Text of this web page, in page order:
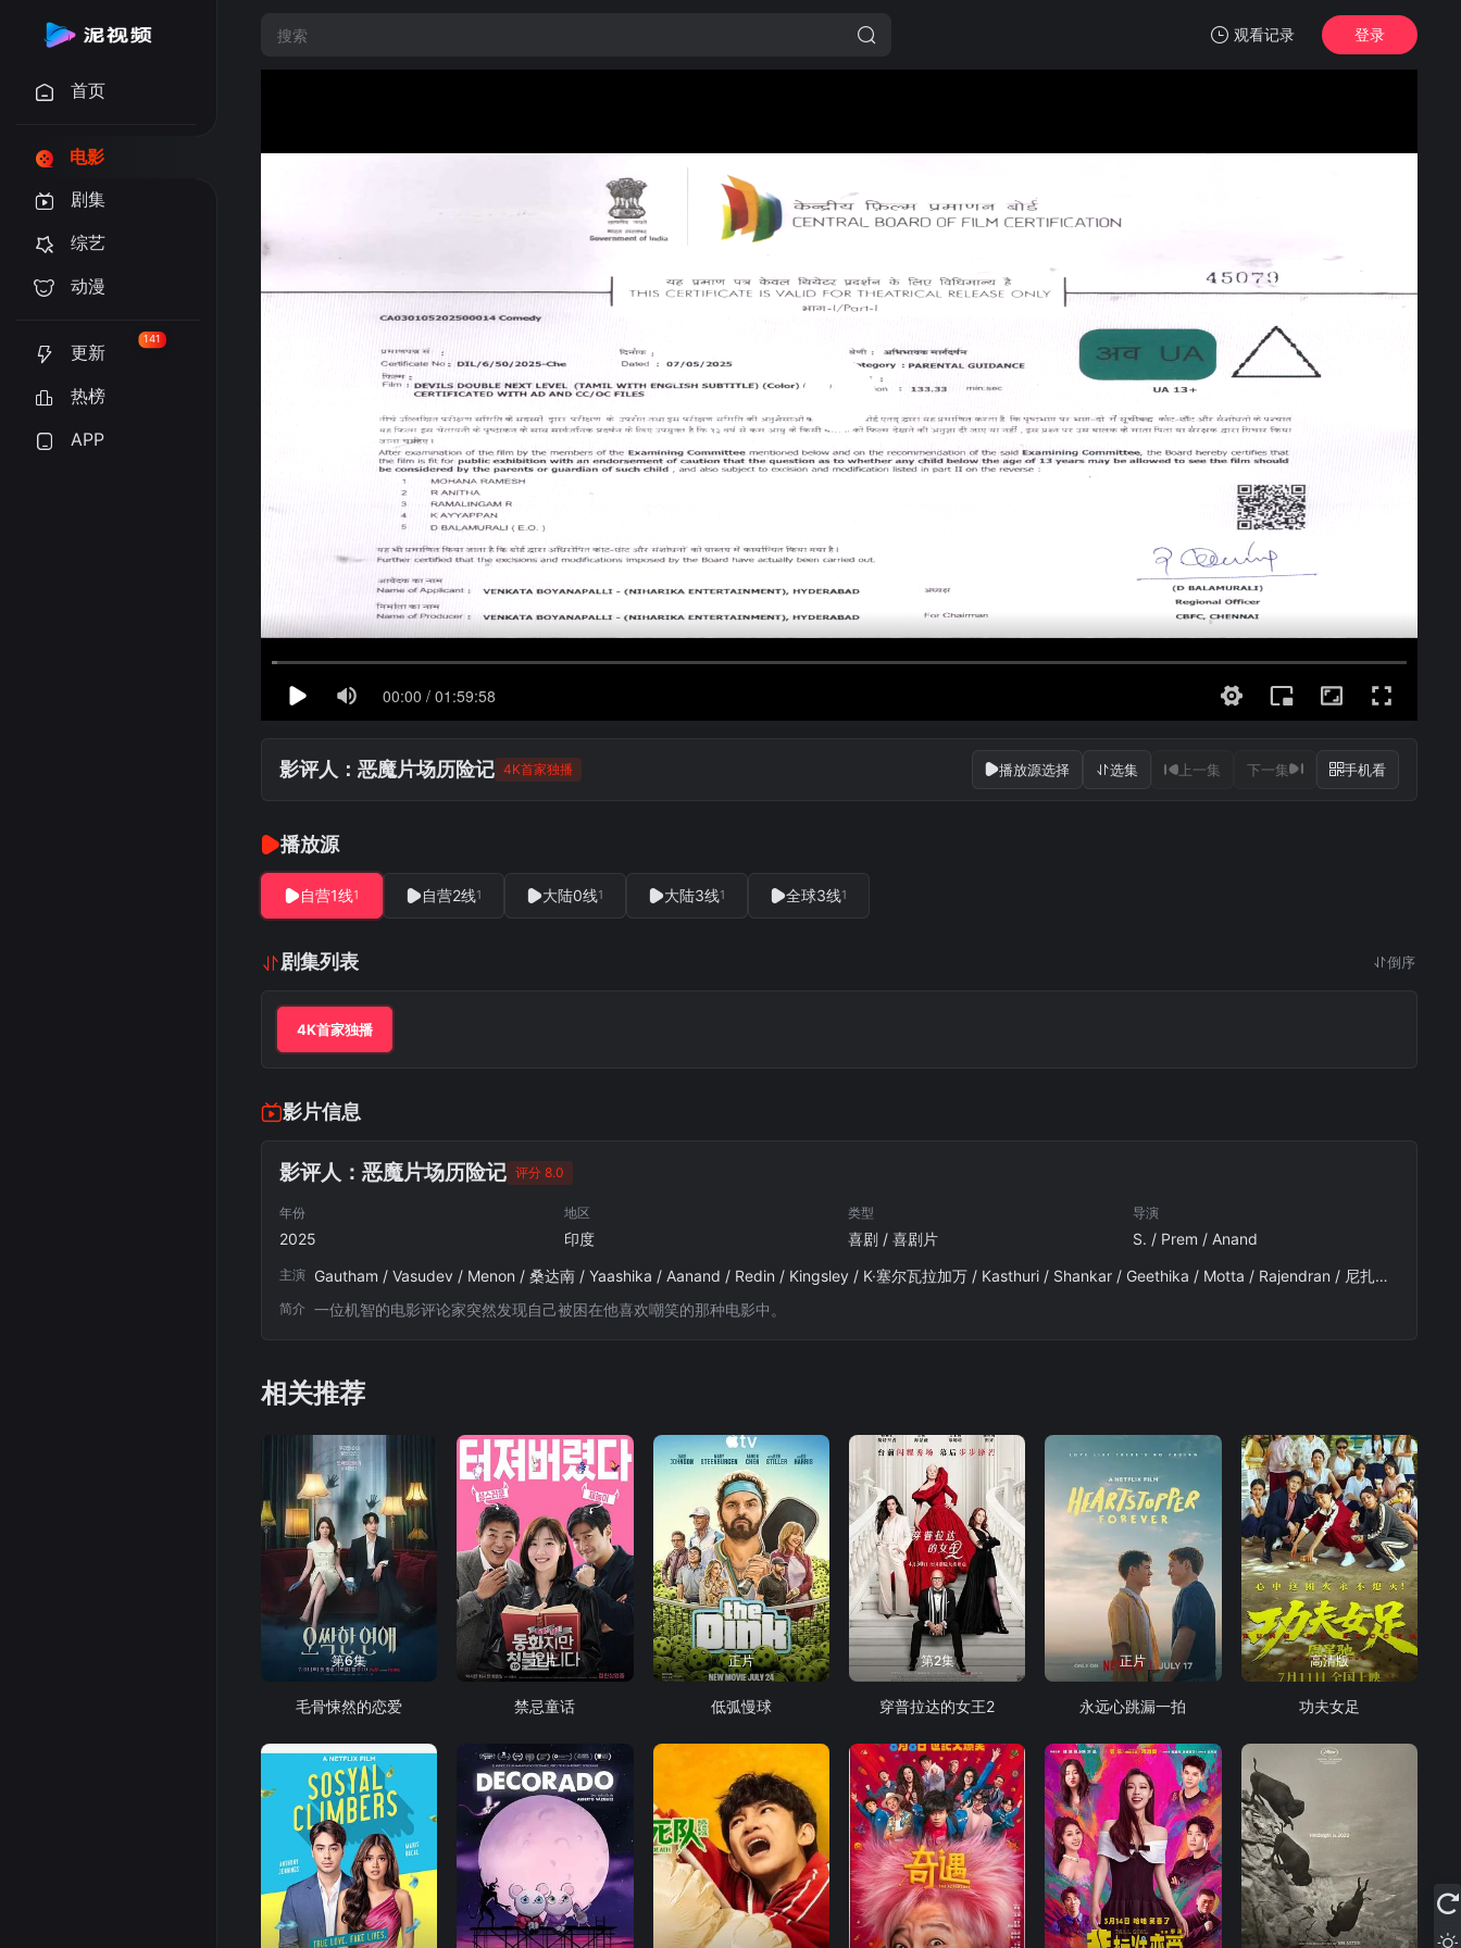
观看记录 登录
首页
电影
剧集
综艺
动漫
更新
141
热榜
APP
影评人：恶魔片场历险记 4K首家独播 播放源选择 选集 上一集 下一集 手机看
播放源
自营1线1 自营2线1 大陆0线1 大陆3线1 全球3线1
剧集列表 倒序
4K首家独播
影片信息
影评人：恶魔片场历险记 评分 8.0
年份
2025
地区
印度
类型
喜剧 / 喜剧片
导演
S. / Prem / Anand
主演 Gautham / Vasudev / Menon / 桑达南 / Yaashika / Aanand / Redin / Kingsley / K·塞尔瓦拉加万 / Kasthuri / Shankar / Geethika / Motta / Rajendran / 尼扎加尔·拉维 / Lollu / Sabha / Maaran / Sethuraman
简介 一位机智的电影评论家突然发现自己被困在他喜欢嘲笑的那种电影中。
相关推荐
第6集
毛骨悚然的恋爱
正片
禁忌童话
正片
低弧慢球
第2集
穿普拉达的女王2
正片
永远心跳漏一拍
高清版
功夫女足